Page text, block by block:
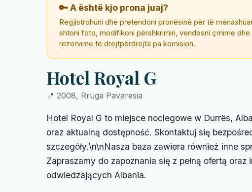
🔑 A është kjo prona juaj?
Regjistrohuni dhe pretendoni pronësinë për të
shtoni foto, modifikoni përshkrimin, vendosni çmime dhe
rezervime të drejtpërdrejta pa komision.
Hotel Royal G
📍 2008, Rruga Pavaresia
Hotel Royal G to miejsce noclegowe w Durrës,
oraz aktualną dostępność. Skontaktuj się
szczegóły.\n\nNasza baza zawiera również inne
Zapraszamy do zapoznania się z pełną ofertą
odwiedzających Albania.